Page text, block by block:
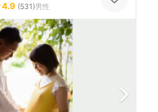
4.9 (531)男性